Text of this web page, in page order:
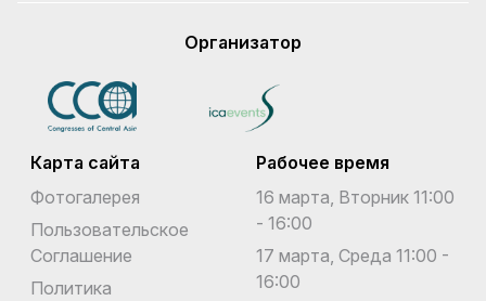
Организатор
Карта сайта
Фотогалерея
Пользовательское
Соглашение
Политика
Рабочее время
16 марта, Вторник 11:00
- 16:00
17 марта, Среда 11:00 -
16:00